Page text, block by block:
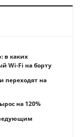
в каких
Wi-Fi на борту
переходят на
на 120%